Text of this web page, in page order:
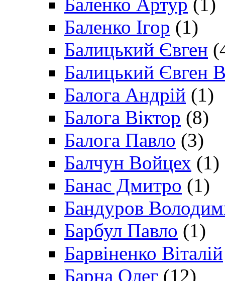
Баленко Ігор (1)
Балицький Євген
Балицький Євген
Балога Андрій (1)
Балога Віктор (8)
Балога Павло (3)
Балчун Войцех (1)
Банас Дмитро (1)
Бандуров
Барбул Павло (1)
Барвіненко Віталій
Барна Олег (12)